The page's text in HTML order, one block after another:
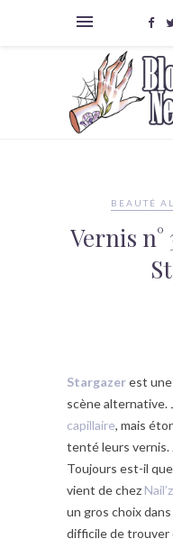
BEAUTÉ
Vernis n°
Stargazerest une
scène alternative.
capillaire, mais
tenté leurs vernis.
Toujours est-il
vient de chez Nail’z
un gros choix
difficile de trouver